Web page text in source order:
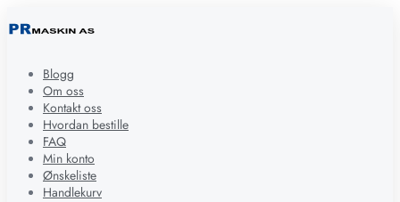
Blogg
Om oss
Kontakt oss
Hvordan bestille
FAQ
Min konto
Ønskeliste
Handlekurv